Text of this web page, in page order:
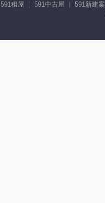
591租屋 591中古屋 591新建案